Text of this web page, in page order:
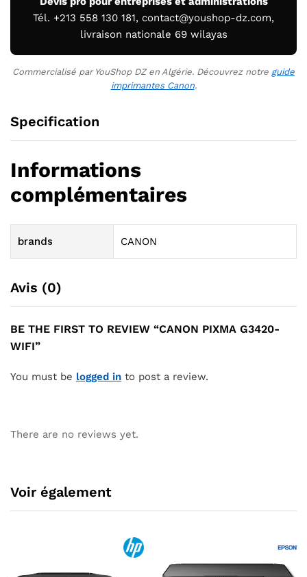
Tél. +213 558 130 181, contact@youshop-dz.com,
livraison nationale 69 wilayas
Commercialisé par YouShop DZ en Algérie. Découvrez notre guide
imprimantes Canon.
Specification
Informations
complémentaires
brands CANON
Avis (0)
BE THE FIRST TO REVIEW “CANON PIXMA G3420-
WIFI”
You must be logged in to post a review.
There are no reviews yet.
Voir également